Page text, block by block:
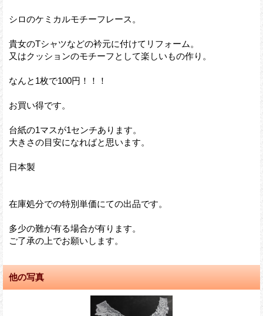
シロのケミカルモチーフレース。
貴女のTシャツなどの衿元に付けてリフォーム。
又はクッションのモチーフとして楽しいもの作り。
なんと1枚で100円！！！
お買い得です。
台紙の1マスが1センチあります。
大きさの目安になればと思います。
日本製
在庫処分での特別単価にての出品です。
多少の難が有る場合が有ります。
ご了承の上でお願いします。
他の写真